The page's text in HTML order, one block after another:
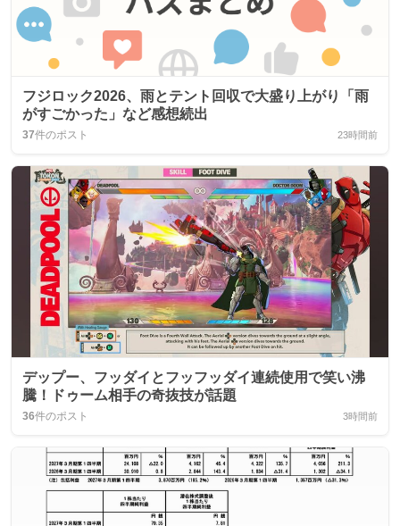
フジロック2026、雨とテント回収で大盛り上がり「雨
がすごかった」など感想続出
37件のポスト 23時間前
デップー、フッダイとフッフッダイ連続使用で笑い沸
騰！ドゥーム相手の奇抜技が話題
36件のポスト 3時間前